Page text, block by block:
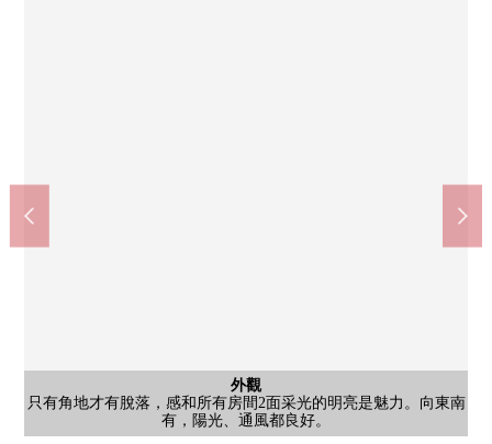
外觀
只有角地才有脫落，感和所有房間2面采光的明亮是魅力。向東南
有，陽光、通風都良好。
客廳
開放感覺溢出來的LDK。光從大的開口部插進去，家族是自然和
聚集的舒服的空間。
客廳
光遍布的客廳。被通過1日復數開口感到明亮。
客廳
版面設計自由的LDK。發揮柱子配置，容易分餐廳·生活的設計。
客廳
面向陽台的亮的客廳。根據2面采光，通風也是那樣舒適的居住空
間。
廚房
會話興奮起來的開放式廚房。一邊用能瞭望客廳的配置做家務，
一邊也能與家族的時間珍惜。
洗臉
三面鏡+收納充實的盥洗台。早晨的打扮也順利，并且遮蓋生活
感，一下子切，可以使用。
公共汽車
有窗的亮的浴室。"nagara放鬆"有浴室電視的實現的浴室。半身浴
以及長浴缸能享用的奢侈的式樣。換氣性也有窗的良好。
門口
有大型SIC的門口。也就這樣能收藏嬰兒車以及戶外用品，一下子
切門口周圍，能保持。
廁所
有幹凈的感的1樓廁所空間。屬於小窗的可以自然的換氣，能擁有
舒適度。
廁所
無浪費的設計的2樓廁所空間。是每一天容易使用的端正的式樣。
西式房間
有大容量收納的1樓西式房間(約7.4張塌塌米)。也總結能收藏衣服
以及季節東西，能廣泛地使用房間。
西式房間
根據大的掃出窗確保安定的采光的1樓西式房間(約7.4張塌塌米)。
是容易明亮地渡過日中的空間。
西式房間
陽光良好度的3樓西式房間(約5.9張塌塌米)。從大的窗充分進入
光，是明亮與眾不同的空間。
西式房間
有收納，整理的3樓西式房間(約5.9張塌塌米)。能用壁櫥完備廣泛
地使用居住空間。
西式房間
作為兩面派采光的舒適的西式房間(約5.3張塌塌米)。采光、通風
都良好，并且居住性高度是魅力。
西式房間
成熟穩重的面積的西式房間(約5.3張塌塌米)。書齋或者卧室是容
易根據用途使用的空間。
西式房間
用腰高窗考慮隱私的3樓西式房間(約4.8張塌塌米)。能確保日中安
定的明亮。
西式房間
好用的3樓西式房間(約4.8張塌塌米)。容易舉行家具配置，和卧
室、小孩室、書齋廣泛地對應。
門口
有窗的確保明亮的門口空間。屬於收納+櫃台的，具有容易日常性
地使用的功能性。
門口
門口到周圍豐富的收納。日用品、存貨品也平息，生活流跡線準
備。
外觀
適合所有房間2面采光的東南的角地。視界打開，是能把光和風結
實地拿進來的居住環境。
外觀
在角地，對所有房間確保2方向的采光。只有東南朝向才能做到的
平穩的陽光是魅力。
含有前面道路的外觀
有可能的好的前面道路。容易把握周圍的狀況，是有安心感的居
住環境。
含有前面道路的外觀
周圍定下來的住宅地。是容易作為家想像的環境。
含有前面道路的外觀
是也容易在平坦的道路做步行以及騎自行車的移動的街景。
伊藤洋華堂古淵商店(約940m)
AEON相模原商店(約1150m)
Lawson相模原東大沼商店(約200m)
Create Ｓ·Ｄ相模原東大沼商店(約965m)
醫療法人直資源會相模原南醫院(約650m)
大野台診所(約685m)
相模原大野台7郵局(約820m)
相模原市立大野台小學(約500m)
相模原市立大野台中學(約630m)